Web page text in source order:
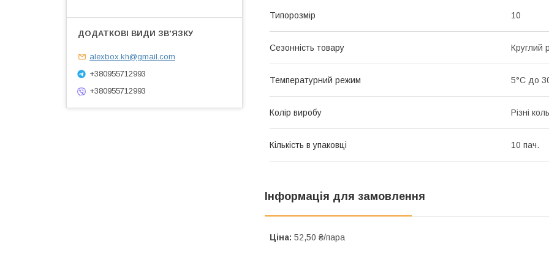
Типорозмір 10
Сезонність товару Круглий
Температурний режим 5°С до
Колір виробу Різні
Кількість в упаковці 10 пач.
Інформація для замовлення
Ціна: 52,50 ₴/пара
alexbox.kh@gmail.com
+380955712993
+380955712993